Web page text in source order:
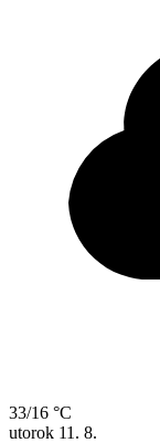
33/16 °C
utorok 11. 8.